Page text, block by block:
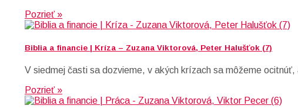
Pozrieť »
Biblia a financie | Kríza – Zuzana Viktorová, Peter Halušťok (7)
V siedmej časti sa dozvieme, v akých krízach sa môžeme
Pozrieť »